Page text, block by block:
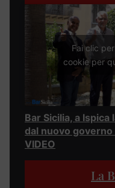
Fai clic
cookie per
Bar Sicilia, a
dal nuovo governo
VIDEO
La